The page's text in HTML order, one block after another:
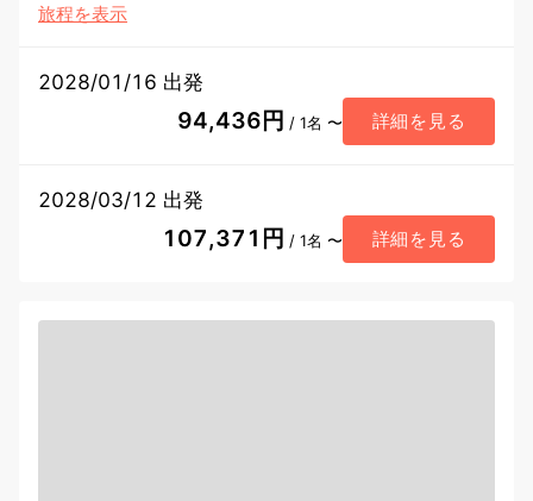
旅程を表示
2028/01/16 出発
94,436円 / 1名 〜 詳細を見る
2028/03/12 出発
107,371円 / 1名 〜 詳細を見る